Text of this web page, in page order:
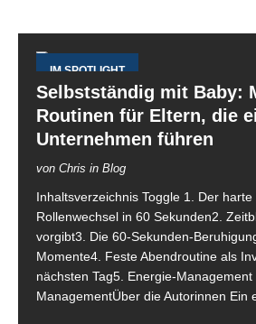
IM SPOTLIGHT
Selbstständig mit Baby:
Routinen für Eltern, die
Unternehmen führen
von Chris in Blog
Inhaltsverzeichnis Toggle 1. Der
Rollenwechsel in 60 Sekunden2.
vorgibt3. Die 60-Sekunden-
Momente4. Feste Abendroutine als
nächsten Tag5. Energie-
ManagementÜber die Autorinnen Ein